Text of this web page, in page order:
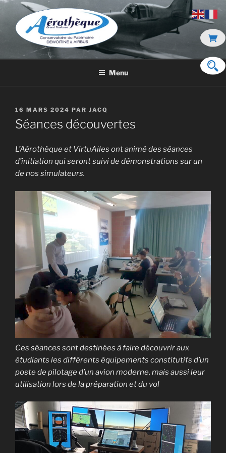
Aller
contenu
principal
DE DEWOITINE À AIRBUS
Menu
PUBLIÉ
LE
16 MARS 2024 PAR JACQ
Séances découvertes
L’Aérothèque et VirtuAiles ont animé des séances
d’initiation qui seront suivi de démonstrations sur un
de nos simulateurs.
Ces séances sont destinées à faire découvrir aux
étudiants les différents équipements constitutifs d’un
poste de pilotage d’un avion moderne, mais aussi leur
utilisation lors de la préparation et du vol